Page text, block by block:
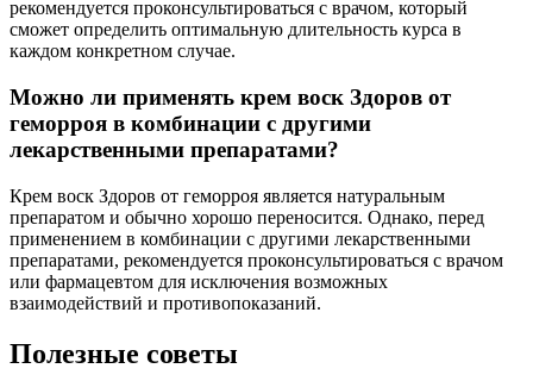
рекомендуется проконсультироваться с врачом, который
сможет определить оптимальную длительность курса в
каждом конкретном случае.
Можно ли применять крем воск Здоров от
геморроя в комбинации с другими
лекарственными препаратами?
Крем воск Здоров от геморроя является натуральным
препаратом и обычно хорошо переносится. Однако, перед
применением в комбинации с другими лекарственными
препаратами, рекомендуется проконсультироваться с врачом
или фармацевтом для исключения возможных
взаимодействий и противопоказаний.
Полезные советы